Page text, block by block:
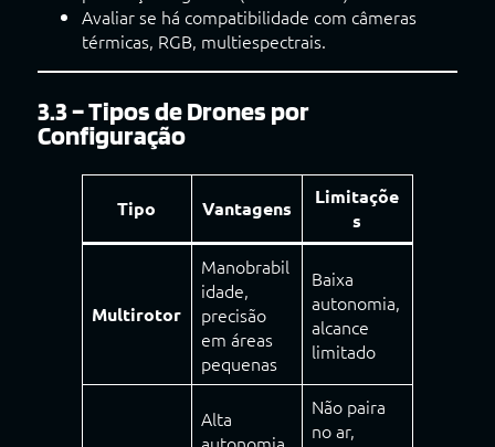
Avaliar se há compatibilidade com câmeras
térmicas, RGB, multiespectrais.
3.3 – Tipos de Drones por
Configuração
Tipo Vantagens
Limitaçõe
s
Multirotor
Manobrabil
idade,
precisão
em áreas
pequenas
Baixa
autonomia,
alcance
limitado
Alta
Não paira
no ar,